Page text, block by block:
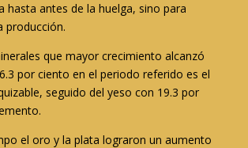
hasta antes de la huelga, sino para
producción.
que mayor crecimiento alcanzó
por ciento en el periodo referido es el
seguido del yeso con 19.3 por
el oro y la plata lograron un aumento